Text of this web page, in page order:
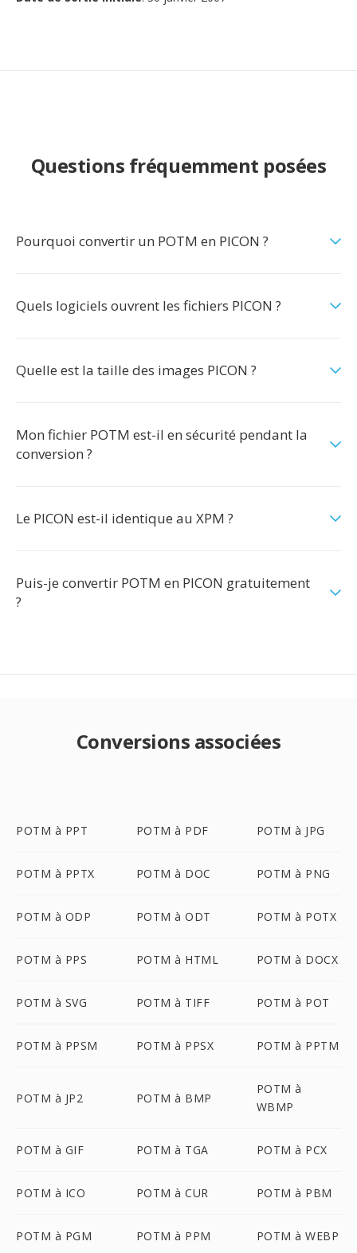
Questions fréquemment posées
Pourquoi convertir un POTM en PICON ?
Quels logiciels ouvrent les fichiers PICON ?
Quelle est la taille des images PICON ?
Mon fichier POTM est-il en sécurité pendant la
conversion ?
Le PICON est-il identique au XPM ?
Puis-je convertir POTM en PICON gratuitement
?
Conversions associées
POTM à PPT POTM à PDF POTM à JPG
POTM à PPTX POTM à DOC POTM à PNG
POTM à ODP POTM à ODT POTM à POTX
POTM à PPS POTM à HTML POTM à DOCX
POTM à SVG POTM à TIFF POTM à POT
POTM à PPSM POTM à PPSX POTM à PPTM
POTM à JP2 POTM à BMP
POTM à
WBMP
POTM à GIF POTM à TGA POTM à PCX
POTM à ICO POTM à CUR POTM à PBM
POTM à PGM POTM à PPM POTM à WEBP